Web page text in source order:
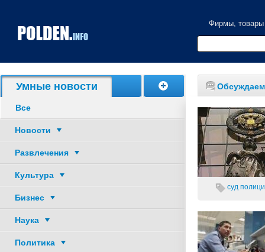
Фирмы, товары
Умные новости
Все
Новости
Развлечения
Культура
Бизнес
Наука
Политика
Обсуждаем
суд